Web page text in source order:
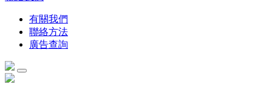
有關我們
聯絡方法
廣告查詢